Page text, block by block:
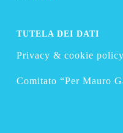
TUTELA DEI DATI
Privacy & cookie policy
Comitato “Per Mauro